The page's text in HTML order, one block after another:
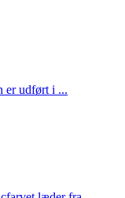
er udført i ...